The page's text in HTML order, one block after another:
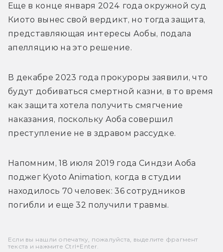
Еще в конце января 2024 года окружной суд
Киото вынес свой вердикт, но тогда защита,
представляющая интересы Аобы, подала
апелляцию на это решение.
В декабре 2023 года прокуроры заявили, что
будут добиваться смертной казни, в то время
как защита хотела получить смягчение
наказания, поскольку Аоба совершил
преступление не в здравом рассудке.
Напомним, 18 июля 2019 года Синдзи Аоба
поджег Kyoto Animation, когда в студии
находилось 70 человек: 36 сотрудников
погибли и еще 32 получили травмы.
Если вы нашли опечатку, пожалуйста, выделите фрагмент
текста и нажмите Ctrl+Enter.